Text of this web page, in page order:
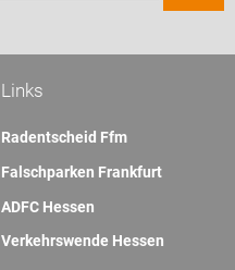
Links
Radentscheid Ffm
Falschparken Frankfurt
ADFC Hessen
Verkehrswende Hessen